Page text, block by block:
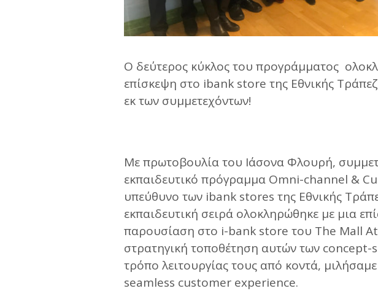
Ο δεύτερος κύκλος του προγράμματος
επίσκεψη στο ibank store της Εθνικής
εκ των συμμετεχόντων!
Με πρωτοβουλία του Ιάσονα Φλουρή,
εκπαιδευτικό πρόγραμμα Omni-channel &
υπεύθυνο των ibank stores της Εθνικής
εκπαιδευτική σειρά ολοκληρώθηκε με μια
παρουσίαση στο i-bank store του The Mall
στρατηγική τοποθέτηση αυτών των concept-
τρόπο λειτουργίας τους από κοντά,
seamless customer experience.